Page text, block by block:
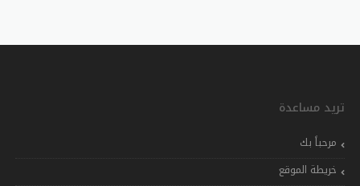
تريد مساعدة
مرحباً بك
خريطة الموقع